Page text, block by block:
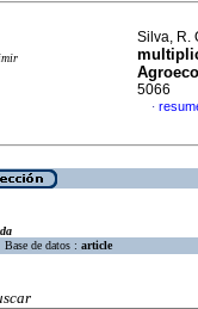
Silva, R.
5066
·
Base de datos : article